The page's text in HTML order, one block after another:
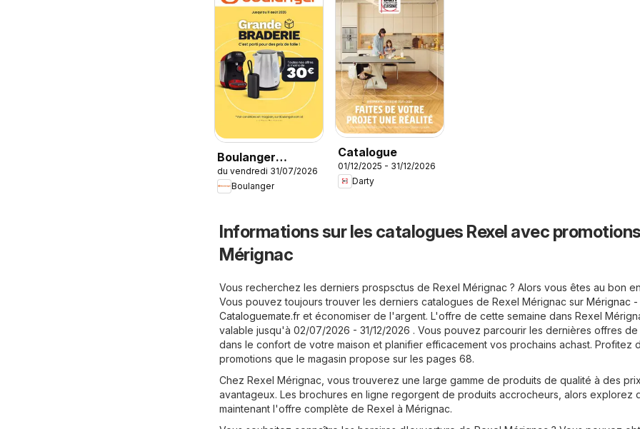
Boulanger
Catalogue des
produits
du vendredi 31/07/2026
Boulanger
Catalogue
01/12/2025 - 31/12/2026
Darty
Informations sur les catalogues Rexel avec
Mérignac
Vous recherchez les derniers prospsctus de Rexel Mérignac ? Alors vous êtes au bon
Vous pouvez toujours trouver les derniers catalogues de Rexel Mérignac sur Mérignac -
Cataloguemate.fr et économiser de l'argent. L'offre de cette semaine dans Rexel
valable jusqu'à 02/07/2026 - 31/12/2026 . Vous pouvez parcourir les dernières offres de
dans le confort de votre maison et planifier efficacement vos prochains achast. Profitez
promotions que le magasin propose sur les pages 68.
Chez Rexel Mérignac, vous trouverez une large gamme de produits de qualité à des prix
avantageux. Les brochures en ligne regorgent de produits accrocheurs, alors explorez
maintenant l'offre complète de Rexel à Mérignac.